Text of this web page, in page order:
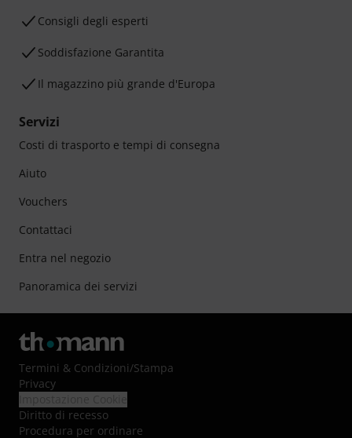
Consigli degli esperti
Soddisfazione Garantita
Il magazzino più grande d'Europa
Servizi
Costi di trasporto e tempi di consegna
Aiuto
Vouchers
Contattaci
Entra nel negozio
Panoramica dei servizi
Termini & Condizioni/Stampa
Privacy
Diritto di recesso
Procedura per ordinare